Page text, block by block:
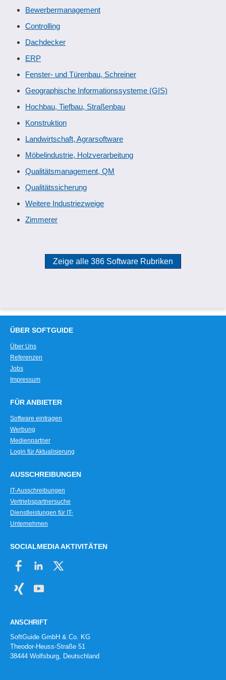
Bewerbermanagement
Controlling
Dachdecker
ERP
Fenster- und Türenbau, Schreiner
Geographische Informationssysteme (GIS)
Hochbau, Tiefbau, Straßenbau
Konstruktion
Landwirtschaft, Agrarsoftware
Möbelindustrie, Holzverarbeitung
Qualitätsmanagement, QM
Qualitätssicherung
Weitere Industriezweige
Zimmerer
Zeige alle 386 Software Rubriken
ÜBER SOFTGUIDE
Über Uns
Referenzen
Jobs
Impressum
FÜR ANBIETER
Software eintragen
Werbung
Medienpartner
Login für Aktualisierung
AUSSCHREIBUNGEN
IT-Ausschreibungen
Vertriebspartnersuche
Dienstleistungen für IT-
Unternehmen
SOCIALMEDIA AKTIVITÄTEN
ANSCHRIFT
SoftGuide GmbH & Co. KG
Theodor-Heuss-Straße 51
38444 Wolfsburg, Deutschland